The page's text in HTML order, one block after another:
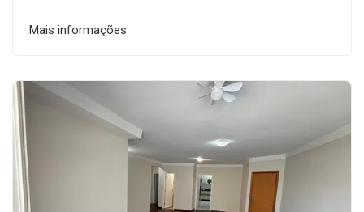
Mais informações